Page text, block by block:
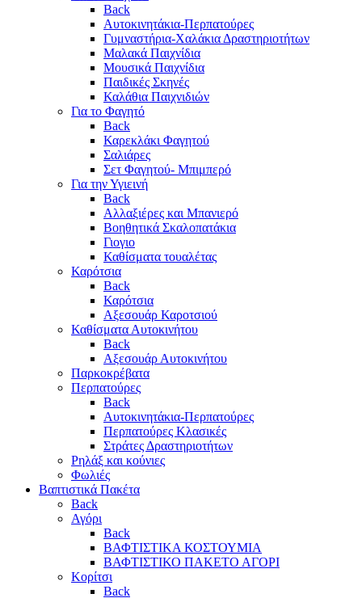
Back
Αυτοκινητάκια-Περπατούρες
Γυμναστήρια-Χαλάκια Δραστηριοτήτων
Μαλακά Παιχνίδια
Μουσικά Παιχνίδια
Παιδικές Σκηνές
Καλάθια Παιχνιδιών
Για το Φαγητό
Back
Καρεκλάκι Φαγητού
Σαλιάρες
Σετ Φαγητού- Μπιμπερό
Για την Υγιεινή
Back
Αλλαξιέρες και Μπανιερό
Βοηθητικά Σκαλοπατάκια
Γιογιο
Καθίσματα τουαλέτας
Καρότσια
Back
Καρότσια
Αξεσουάρ Καροτσιού
Καθίσματα Αυτοκινήτου
Back
Αξεσουάρ Αυτοκινήτου
Παρκοκρέβατα
Περπατούρες
Back
Αυτοκινητάκια-Περπατούρες
Περπατούρες Κλασικές
Στράτες Δραστηριοτήτων
Ρηλάξ και κούνιες
Φωλιές
Βαπτιστικά Πακέτα
Back
Αγόρι
Back
ΒΑΦΤΙΣΤΙΚΑ ΚΟΣΤΟΥΜΙΑ
ΒΑΦΤΙΣΤΙΚΟ ΠΑΚΕΤΟ ΑΓΟΡΙ
Κορίτσι
Back